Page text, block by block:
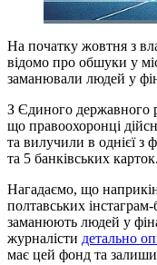
На початку жовтня з
відомо про обшуки у
заманювали людей у
З Єдиного державного
що правоохоронці
та вилучили в однієї з
та 5 банківських карток.
Нагадаємо, що
полтавських
заманюють людей у
журналісти детально
має цей фонд та